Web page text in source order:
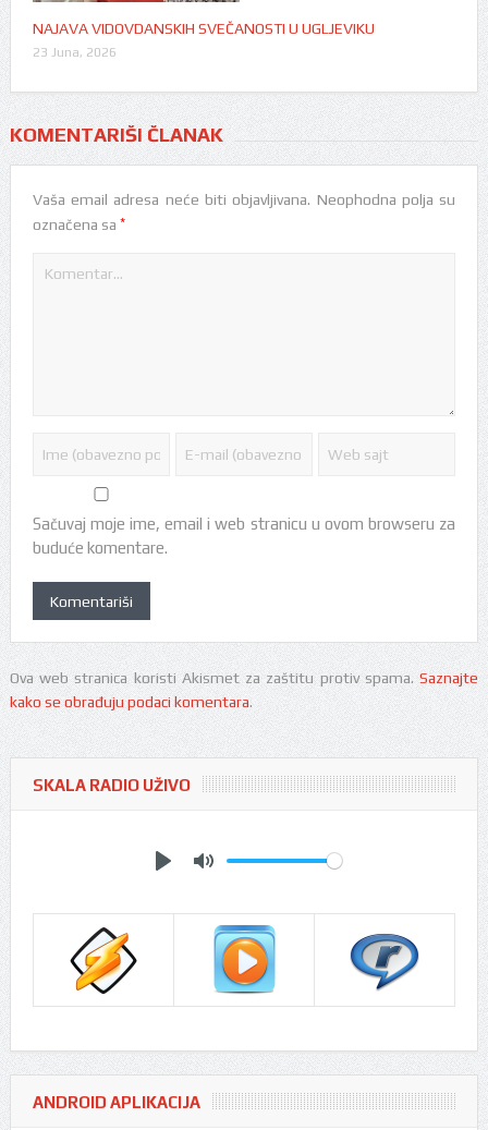
NAJAVA VIDOVDANSKIH SVEČANOSTI U UGLJEVIKU
23 Juna, 2026
KOMENTARIŠI ČLANAK
Vaša email adresa neće biti objavljivana. Neophodna polja su
označena sa *
Sačuvaj moje ime, email i web stranicu u ovom browseru za
buduće komentare.
Ova web stranica koristi Akismet za zaštitu protiv spama.Saznajte
kako se obrađuju podaci komentara.
SKALA RADIO UŽIVO
ANDROID APLIKACIJA